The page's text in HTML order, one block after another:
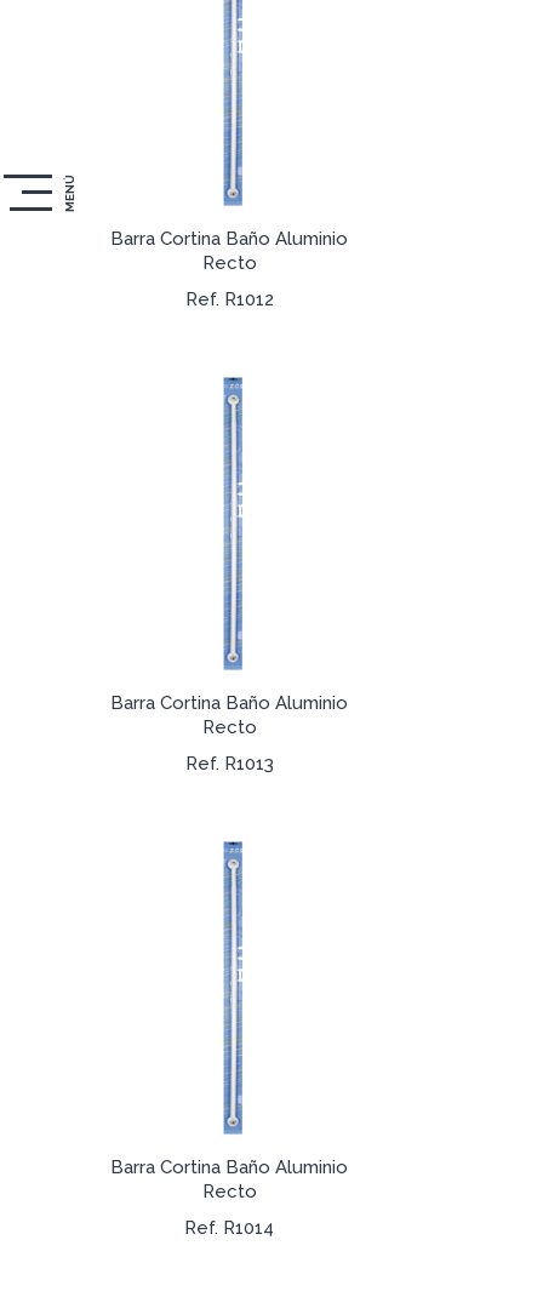
MENÚ
Barra Cortina Baño Aluminio
Recto
Ref. R1012
Barra Cortina Baño Aluminio
Recto
Ref. R1013
Barra Cortina Baño Aluminio
Recto
Ref. R1014